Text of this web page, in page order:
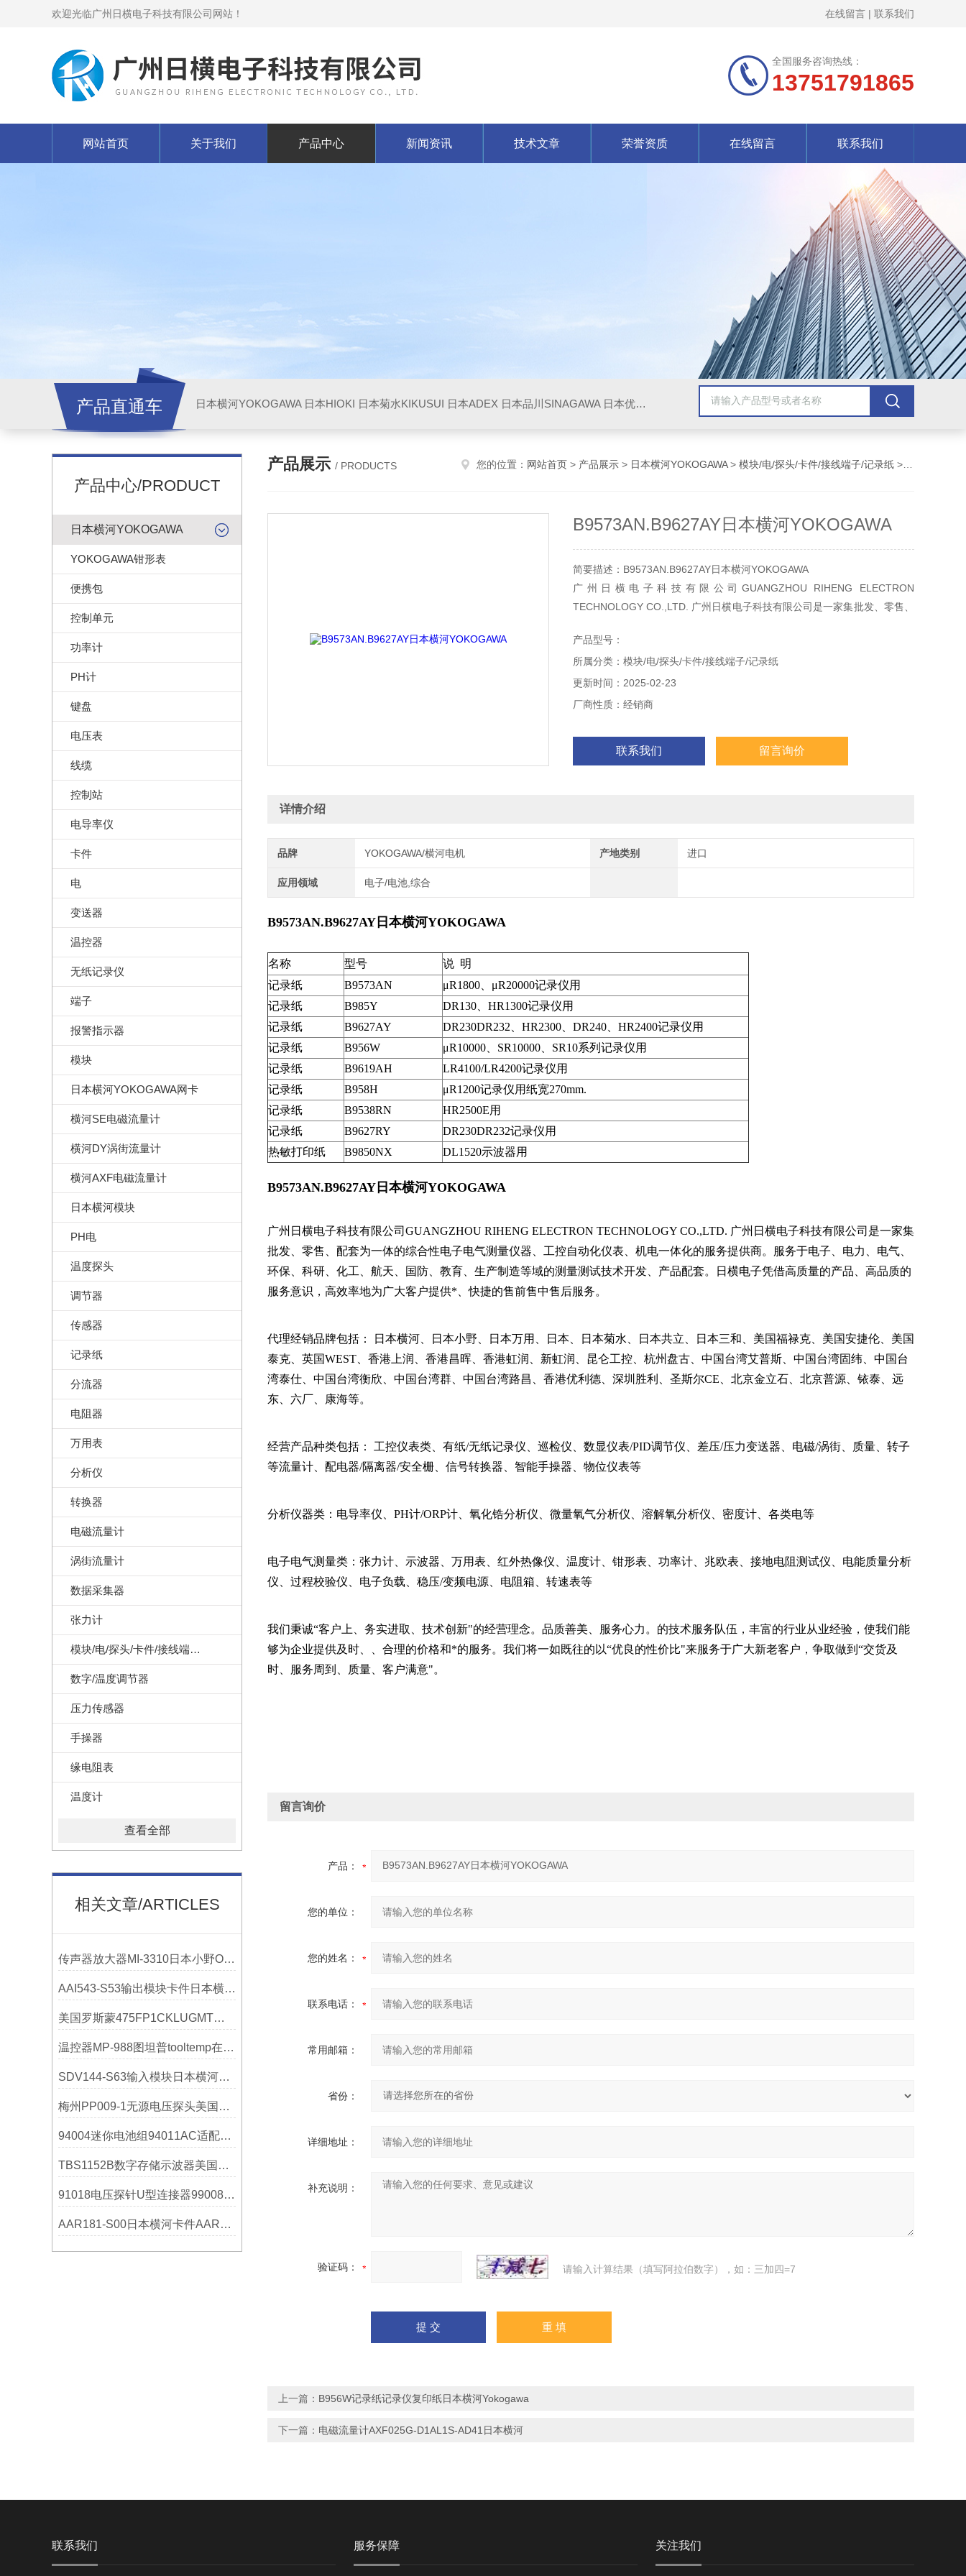
欢迎光临广州日横电子科技有限公司网站！ 在线留言 | 联系我们
全国服务咨询热线：
13751791865
网站首页 关于我们 产品中心 新闻资讯 技术文章 荣誉资质 在线留言 联系我们
产品直通车 日本横河YOKOGAWA 日本HIOKI 日本菊水KIKUSUI 日本ADEX 日本品川SINAGAWA 日本优利UNITTA 美国安捷伦Agilent 美国泰克Tektronix 美国罗斯蒙/艾默生
产品中心/PRODUCT
日本横河YOKOGAWA
YOKOGAWA钳形表
便携包
控制单元
功率计
PH计
键盘
电压表
线缆
控制站
电导率仪
卡件
电
变送器
温控器
无纸记录仪
端子
报警指示器
模块
日本横河YOKOGAWA网卡
横河SE电磁流量计
横河DY涡街流量计
横河AXF电磁流量计
日本横河模块
PH电
温度探头
调节器
传感器
记录纸
分流器
电阻器
万用表
分析仪
转换器
电磁流量计
涡街流量计
数据采集器
张力计
模块/电/探头/卡件/接线端子/记录纸
数字/温度调节器
压力传感器
手操器
缘电阻表
温度计
查看全部
相关文章/ARTICLES
传声器放大器MI-3310日本小野ONOSOKKI产品介绍西安
AAI543-S53输出模块卡件日本横河YOKOGAWA操作使用
美国罗斯蒙475FP1CKLUGMT手操器其它
温控器MP-988图坦普tooltemp在行业中的应用
SDV144-S63输入模块日本横河YOKOGAWA小工控报价
梅州PP009-1无源电压探头美国力科TeledyneLeCroy选型
94004迷你电池组94011AC适配器日本横河选购指南
TBS1152B数字存储示波器美国泰克Tektronix
91018电压探针U型连接器99008日本横河YOKOGAWA技术参数
AAR181-S00日本横河卡件AAR181-S00 S2
产品展示 / PRODUCTS 您的位置： 网站首页 > 产品展示 > 日本横河YOKOGAWA> 模块/电/探头/卡件/接线端子/记录纸 > B9573AN.B9627AY日本横河YOKOGAWA
B9573AN.B9627AY日本横河YOKOGAWA
简要描述：B9573AN.B9627AY日本横河YOKOGAWA
广州日横电子科技有限公司GUANGZHOU RIHENG ELECTRON
TECHNOLOGY CO.,LTD. 广州日横电子科技有限公司是一家集批发、零售、
产品型号：
所属分类：模块/电/探头/卡件/接线端子/记录纸
更新时间：2025-02-23
厂商性质：经销商
联系我们 留言询价
详情介绍
品牌 YOKOGAWA/横河电机 产地类别 进口
应用领域 电子/电池,综合
B9573AN.B9627AY日本横河YOKOGAWA
名称 型号
说 明
记录纸
B9573AN
μR1800、μR20000记录仪用
记录纸
B985Y
DR130、HR1300记录仪用
记录纸
B9627AY
DR230DR232、HR2300、DR240、HR2400记录仪用
记录纸
B956W
μR10000、SR10000、SR10系列记录仪用
记录纸
B9619AH
LR4100/LR4200记录仪用
记录纸
B958H
μR1200记录仪用纸宽270mm.
记录纸
B9538RN
HR2500E用
记录纸
B9627RY
DR230DR232记录仪用
热敏打印纸
B9850NX DL1520示波器用
B9573AN.B9627AY日本横河YOKOGAWA
广州日横电子科技有限公司GUANGZHOU RIHENG ELECTRON TECHNOLOGY CO.,LTD. 广州日横电子科技有限公司是一家集
批发、零售、配套为一体的综合性电子电气测量仪器、工控自动化仪表、机电一体化的服务提供商。服务于电子、电力、电气、
环保、科研、化工、航天、国防、教育、生产制造等域的测量测试技术开发、产品配套。日横电子凭借高质量的产品、高品质的
服务意识，高效率地为广大客户提供*、快捷的售前售中售后服务。
代理经销品牌包括：
日本横河、日本小野、日本万用、日本、日本菊水、日本共立、日本三和、美国福禄克、美国安捷伦、美国
泰克、英国WEST、香港上润、香港昌晖、香港虹润、新虹润、昆仑工控、杭州盘古、中国台湾艾普斯、中国台湾固纬、中国台
湾泰仕、中国台湾衡欣、中国台湾群、中国台湾路昌、香港优利德、深圳胜利、圣斯尔CE、北京金立石、北京普源、铱泰、远
东、六厂、康海等。
经营产品种类包括：
工控仪表类、有纸/无纸记录仪、巡检仪、数显仪表/PID调节仪、差压/压力变送器、电磁/涡街、质量、转子
等流量计、配电器/隔离器/安全栅、信号转换器、智能手操器、物位仪表等
分析仪器类：电导率仪、PH计/ORP计、氧化锆分析仪、微量氧气分析仪、溶解氧分析仪、密度计、各类电等
电子电气测量类：张力计、示波器、万用表、红外热像仪、温度计、钳形表、功率计、兆欧表、接地电阻测试仪、电能质量分析
仪、过程校验仪、电子负载、稳压/变频电源、电阻箱、转速表等
我们秉诚“客户上、务实进取、技术创新"的经营理念。品质善美、服务心力。的技术服务队伍，丰富的行业从业经验，使我们能
够为企业提供及时、、合理的价格和*的服务。我们将一如既往的以“优良的性价比"来服务于广大新老客户，争取做到“交货及
时、服务周到、质量、客户满意"。
留言询价
产品：
您的单位：
您的姓名：
联系电话：
常用邮箱：
省份：
详细地址：
补充说明：
验证码： 请输入计算结果（填写阿拉伯数字），如：三加四=7
上一篇： B956W记录纸记录仪复印纸日本横河Yokogawa
下一篇： 电磁流量计AXF025G-D1AL1S-AD41日本横河
联系我们 服务保障 关注我们